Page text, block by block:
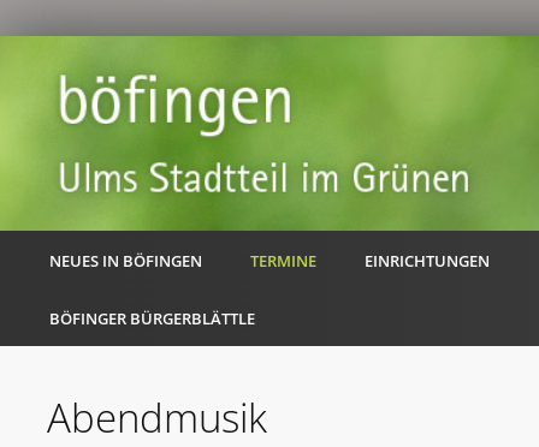
NEUES IN BÖFINGEN TERMINE EINRICHTUNGEN
BÖFINGER BÜRGERBLÄTTLE
Abendmusik